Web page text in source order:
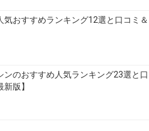
気おすすめランキング12選と口コミ＆
ンのおすすめ人気ランキング23選と口
版】